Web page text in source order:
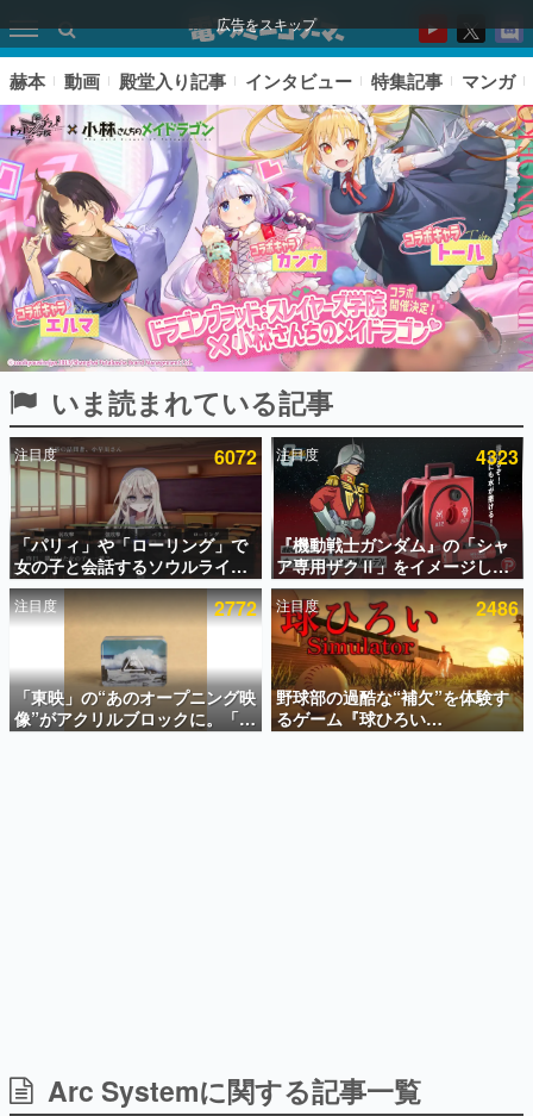
広告をスキップ
ピックアップ
電ファミのいま読まれている記事ランキング
アプリセール情報
インタビュー
連載・特集一覧
殿堂入り記事
SNS拡散数が数千以上！ ページビュー数万以上！ などな
ど。多くの人々に読まれた、電ファミ渾身の“殿堂入り”記
事をまとめました。
日本のコンテンツ産業やカルチャーに与えた影響を探る企
画です。
赫本 動画 殿堂入り記事 インタビュー 特集記事 マンガ
いま読まれている記事
注目度 6072
「パリィ」や「ローリング」で
女の子と会話するソウルライク
恋愛ゲーム『小早川さんはソウ
ルライク』無料公開。返事に失
敗すると「YOU DIED」
注目度 4323
『機動戦士ガンダム』の「シャ
ア専用ザクⅡ」をイメージした
散水ホースリールが予約開始。
本体にはシャアのパーソナルマ
ークやジオン公国軍のエンブレ
ム、型式番号などを配置
注目度 2772
「東映」の“あのオープニング映
像”がアクリルブロックに。「東
映ヒストリカル グッズコレクシ
注目度 2486
野球部の過酷な“補欠”を体験す
るゲーム『球ひろい
Simulator』が「1件」のウィッ
Arc Systemに関する記事一覧